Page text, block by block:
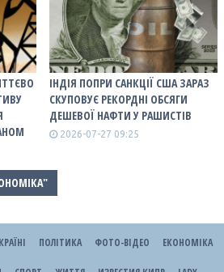
ІНДІЯ ПОПРИ САНКЦІЇ США ЗАРАЗ
СКУПОВУЄ РЕКОРДНІ ОБСЯГИ
ДЕШЕВОЇ НАФТИ У РАШИСТІВ
2026-07-27 09:25
ПОЛІТИКА ФОТО-ВІДЕО ЕКОНОМІКА